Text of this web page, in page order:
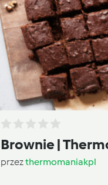
Brownie |
przezthermomaniakpl